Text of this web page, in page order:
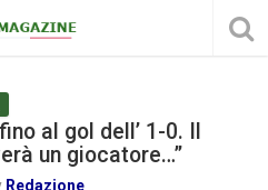
al gol dell’ 1-0. Il
un giocatore…”
Redazione